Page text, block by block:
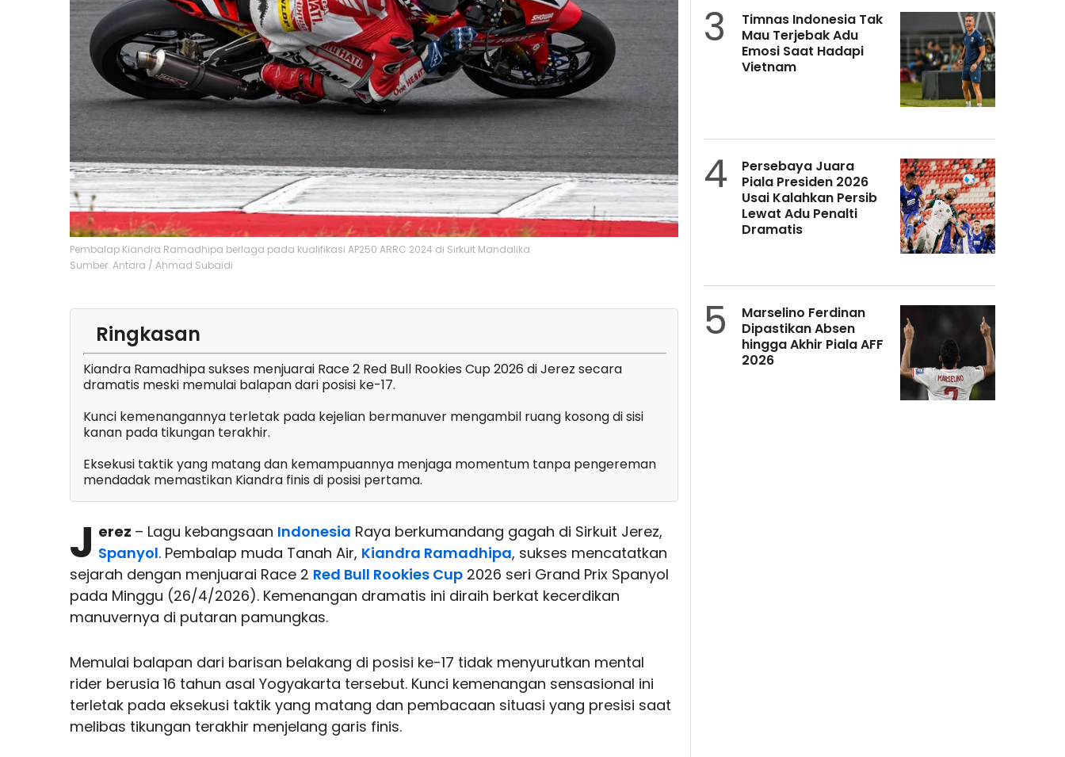
Pembalap Kiandra Ramadhipa berlaga pada kualifikasi AP250 ARRC 2024 di Sirkuit Mandalika
Sumber: Antara / Ahmad Subaidi
Ringkasan
Kiandra Ramadhipa sukses menjuarai Race 2 Red Bull Rookies Cup 2026 di Jerez secara
dramatis meski memulai balapan dari posisi ke-17.
Kunci kemenangannya terletak pada kejelian bermanuver mengambil ruang kosong di sisi
kanan pada tikungan terakhir.
Eksekusi taktik yang matang dan kemampuannya menjaga momentum tanpa pengereman
mendadak memastikan Kiandra finis di posisi pertama.
J erez – Lagu kebangsaan Indonesia Raya berkumandang gagah di Sirkuit Jerez,
Spanyol. Pembalap muda Tanah Air, Kiandra Ramadhipa, sukses mencatatkan
sejarah dengan menjuarai Race 2 Red Bull Rookies Cup 2026 seri Grand Prix Spanyol
pada Minggu (26/4/2026). Kemenangan dramatis ini diraih berkat kecerdikan
manuvernya di putaran pamungkas.
Memulai balapan dari barisan belakang di posisi ke-17 tidak menyurutkan mental
rider berusia 16 tahun asal Yogyakarta tersebut. Kunci kemenangan sensasional ini
terletak pada eksekusi taktik yang matang dan pembacaan situasi yang presisi saat
melibas tikungan terakhir menjelang garis finis.
3
Timnas Indonesia Tak
Mau Terjebak Adu
Emosi Saat Hadapi
Vietnam
4
Persebaya Juara
Piala Presiden 2026
Usai Kalahkan Persib
Lewat Adu Penalti
Dramatis
5
Marselino Ferdinan
Dipastikan Absen
hingga Akhir Piala AFF
2026